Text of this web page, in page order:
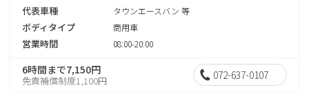
代表車種 タウンエースバン 等
ボディタイプ 商用車
営業時間 08:00-20:00
6時間まで7,150円
免責補償制度1,100円 072-637-0107